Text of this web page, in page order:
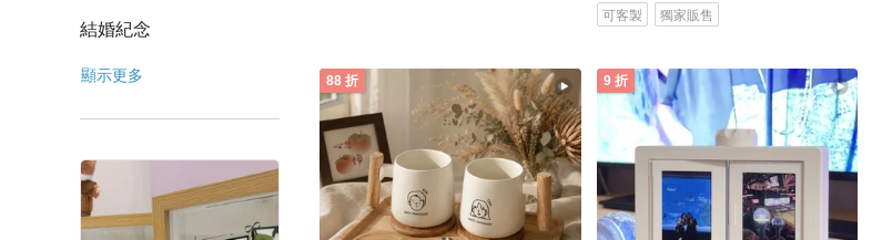
結婚紀念
顯示更多
可客製 獨家販售
88 折 9 折